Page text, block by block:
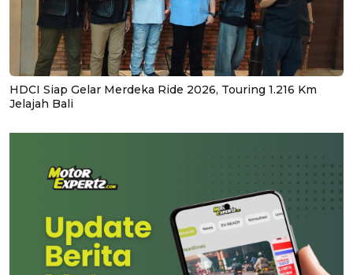
HDCI Siap Gelar Merdeka Ride 2026, Touring 1.216 Km
Jelajah Bali